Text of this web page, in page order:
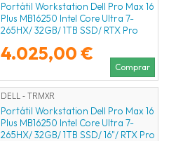
Portátil Workstation Dell Pro Max 16
Plus MB16250 Intel Core Ultra 7-
265HX/ 32GB/ 1TB SSD/ RTX Pro
4.025,00 €
Comprar
DELL - TRMXR
Portátil Workstation Dell Pro Max 16
Plus MB16250 Intel Core Ultra 7-
265HX/ 32GB/ 1TB SSD/ 16"/ RTX Pro